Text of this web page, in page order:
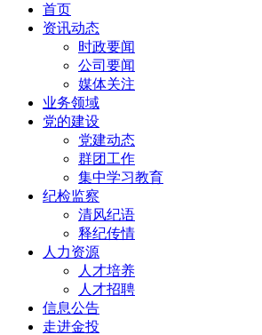
首页
资讯动态
时政要闻
公司要闻
媒体关注
业务领域
党的建设
党建动态
群团工作
集中学习教育
纪检监察
清风纪语
释纪传情
人力资源
人才培养
人才招聘
信息公告
走进金投